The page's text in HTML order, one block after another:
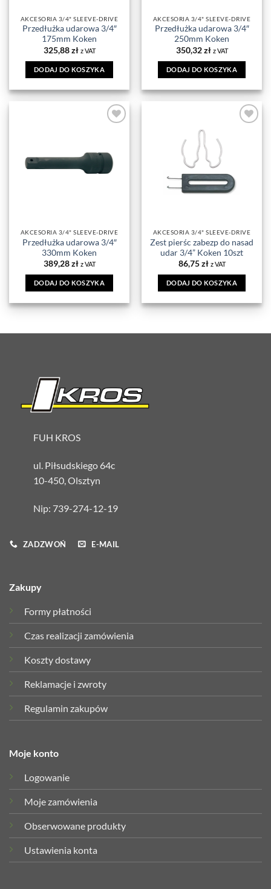
AKCESORIA 3/4" SLEEVE-DRIVE
Przedłużka udarowa 3/4″
175mm Koken
325,88zł z VAT
DODAJ DO KOSZYKA
AKCESORIA 3/4" SLEEVE-DRIVE
Przedłużka udarowa 3/4″
250mm Koken
350,32zł z VAT
DODAJ DO KOSZYKA
AKCESORIA 3/4" SLEEVE-DRIVE
Przedłużka udarowa 3/4″
330mm Koken
389,28zł z VAT
DODAJ DO KOSZYKA
ULUBIONYCH
AKCESORIA 3/4" SLEEVE-DRIVE
Zest pierśc zabezp do nasad
udar 3/4” Koken 10szt
86,75zł z VAT
DODAJ DO KOSZYKA
FUH KROS
ul. Piłsudskiego 64c
10-450, Olsztyn
Nip: 739-274-12-19
ZADZWOŃ E-MAIL
Zakupy
Formy płatności
Czas realizacji zamówienia
Koszty dostawy
Reklamacje i zwroty
Regulamin zakupów
Moje konto
Logowanie
Moje zamówienia
Obserwowane produkty
Ustawienia konta